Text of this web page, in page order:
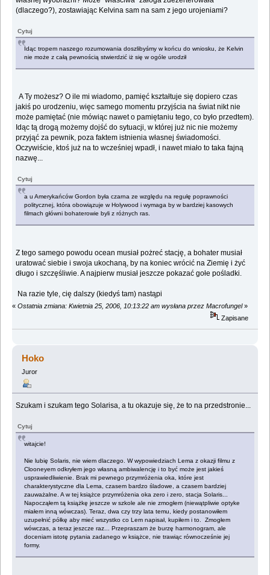
(dlaczego?), zostawiając Kelvina sam na sam z jego urojeniami?
Cytuj
Idąc tropem naszego rozumowania doszlibyśmy w końcu do wniosku, że Kelvin
nie może z całą pewnością stwierdzić iż się w ogóle urodził
A Ty możesz? O ile mi wiadomo, pamięć kształtuje się dopiero czas
jakiś po urodzeniu, więc samego momentu przyjścia na świat nikt nie
może pamiętać (nie mówiąc nawet o pamiętaniu tego, co było przedtem).
Idąc tą drogą możemy dojść do sytuacji, w której już nic nie możemy
przyjąć za pewnik, poza faktem istnienia własnej świadomości.
Oczywiście, ktoś już na to wcześniej wpadł, i nawet miało to taka fajną
nazwę...
Cytuj
a u Amerykańców Gordon była czarna ze względu na regułę poprawności
politycznej, która obowiązuje w Holywood i wymaga by w bardziej kasowych
filmach główni bohaterowie byli z różnych ras.
Z tego samego powodu ocean musiał pożreć stację, a bohater musiał
uratować siebie i swoja ukochaną, by na koniec wrócić na Ziemię i żyć
długo i szczęśliwie. A najpierw musiał jeszcze pokazać gołe pośladki.
Na razie tyle, cię dalszy (kiedyś tam) nastąpi
« Ostatnia zmiana: Kwietnia 25, 2006, 10:13:22 am wysłana przez Macrofungel»
Zapisane
Hoko
Juror
Szukam i szukam tego Solarisa, a tu okazuje się, że to na przedstronie...
Cytuj
witajcie!
Nie lubię Solaris, nie wiem dlaczego. W wypowiedziach Lema z okazji filmu z
Clooneyem odkryłem jego własną ambiwalencję i to być może jest jakieś
usprawiedliwienie. Brak mi pewnego przymróżenia oka, które jest
charakterystyczne dla Lema, czasem bardzo śladowe, a czasem bardziej
zauważalne. A w tej książce przymróżenia oka zero i zero, stacja Solaris...
Napocząłem tą książkę jeszcze w szkole ale nie zmogłem (niewątpliwie optyke
miałem inną wówczas). Teraz, dwa czy trzy lata temu, kiedy postanowiłem
uzupełnić półkę aby mieć wszystko co Lem napisał, kupiłem i to. Zmogłem
wówczas, a teraz jeszcze raz... Przepraszam że burzę harmonogram, ale
doceniam istotę pytania zadanego w książce, nie trawiąc równocześnie jej
formy.